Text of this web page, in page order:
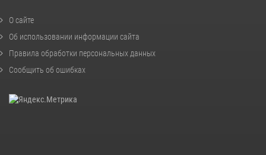
О сайте
Об использовании информации сайта
Правила обработки персональных данных
Сообщить об ошибках